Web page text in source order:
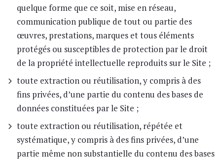
quelque forme que ce soit, mise en réseau,
communication publique de tout ou partie des
œuvres, prestations, marques et tous éléments
protégés ou susceptibles de protection par le droit
de la propriété intellectuelle reproduits sur le Site ;
toute extraction ou réutilisation, y compris à des
fins privées, d’une partie du contenu des bases de
données constituées par le Site ;
toute extraction ou réutilisation, répétée et
systématique, y compris à des fins privées, d’une
partie même non substantielle du contenu des bases